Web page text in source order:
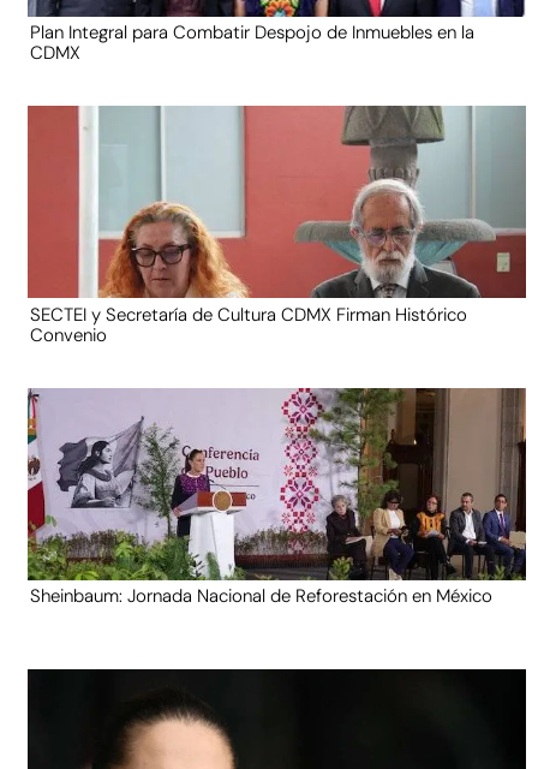
Plan Integral para Combatir Despojo de Inmuebles en la
CDMX
SECTEI y Secretaría de Cultura CDMX Firman Histórico
Convenio
Sheinbaum: Jornada Nacional de Reforestación en México